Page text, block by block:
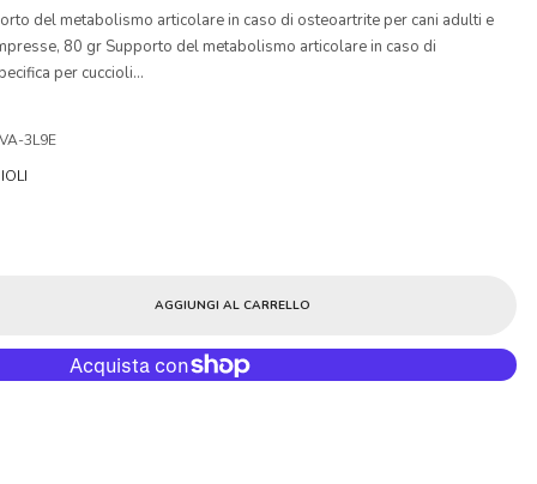
del metabolismo articolare in caso di osteoartrite per cani adulti e
80 gr Supporto del metabolismo articolare in caso di
per cuccioli...
3L9E
AGGIUNGI AL CARRELLO